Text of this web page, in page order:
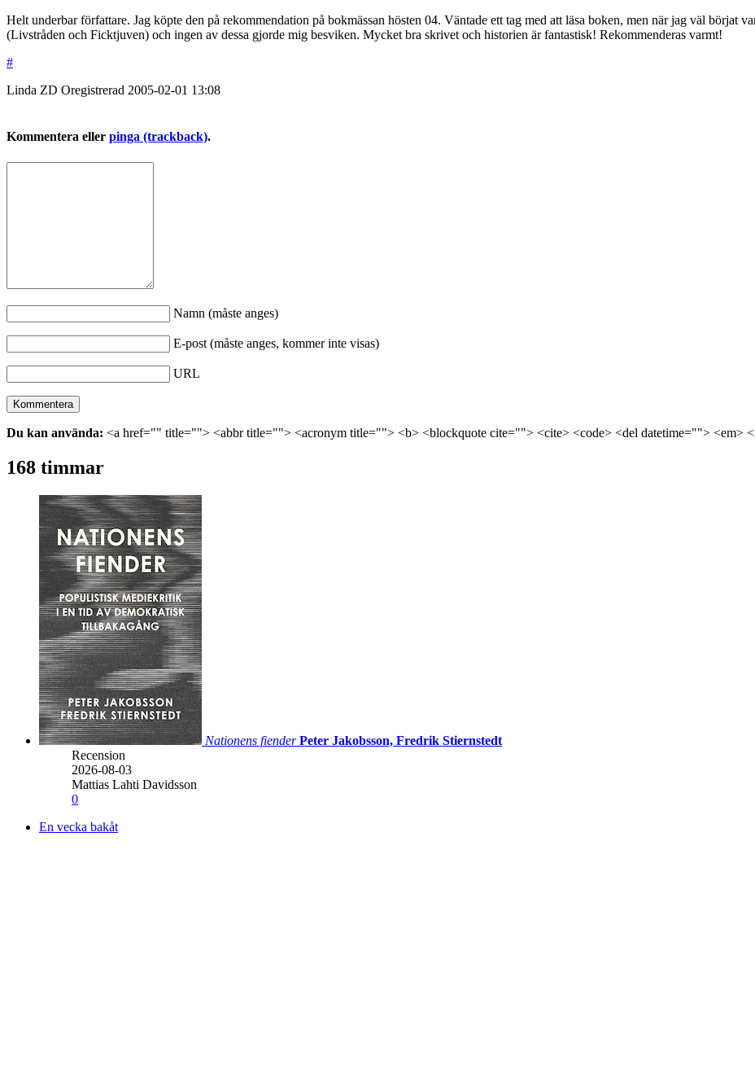
Helt underbar författare. Jag köpte den på rekommendation på bokmässan hösten 04. Väntade ett tag med att läsa boken, men när jag väl börjat
(Livstråden och Ficktjuven) och ingen av dessa gjorde mig besviken. Mycket bra skrivet och historien är fantastisk! Rekommenderas varmt!
#
Linda ZD Oregistrerad 2005-02-01 13:08
Kommentera eller pinga (trackback).
Namn (måste anges)
E-post (måste anges, kommer inte visas)
URL
Du kan använda: <a href="" title=""> <abbr title=""> <acronym title=""> <b> <blockquote cite=""> <cite> <code> <del datetime=""> <em>
168 timmar
Nationens fiender Peter Jakobsson, Fredrik Stiernstedt
Recension
2026-08-03
Mattias Lahti Davidsson
0
En vecka bakåt